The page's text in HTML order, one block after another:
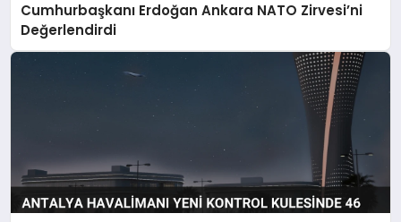
Cumhurbaşkanı Erdoğan Ankara NATO Zirvesi’ni
Değerlendirdi